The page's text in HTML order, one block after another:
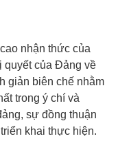
nhận thức của
quyết của Đảng về
giản biên chế nhằm
trong ý chí và
sự đồng thuận
khai thực hiện.